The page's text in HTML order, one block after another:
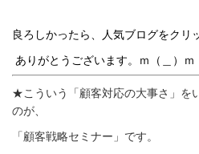
良ろしかったら、人気ブログをクリ
ありがとうございます。ｍ（＿）ｍ
★こういう「顧客対応の大事さ」を
のが、
「顧客戦略セミナー」です。